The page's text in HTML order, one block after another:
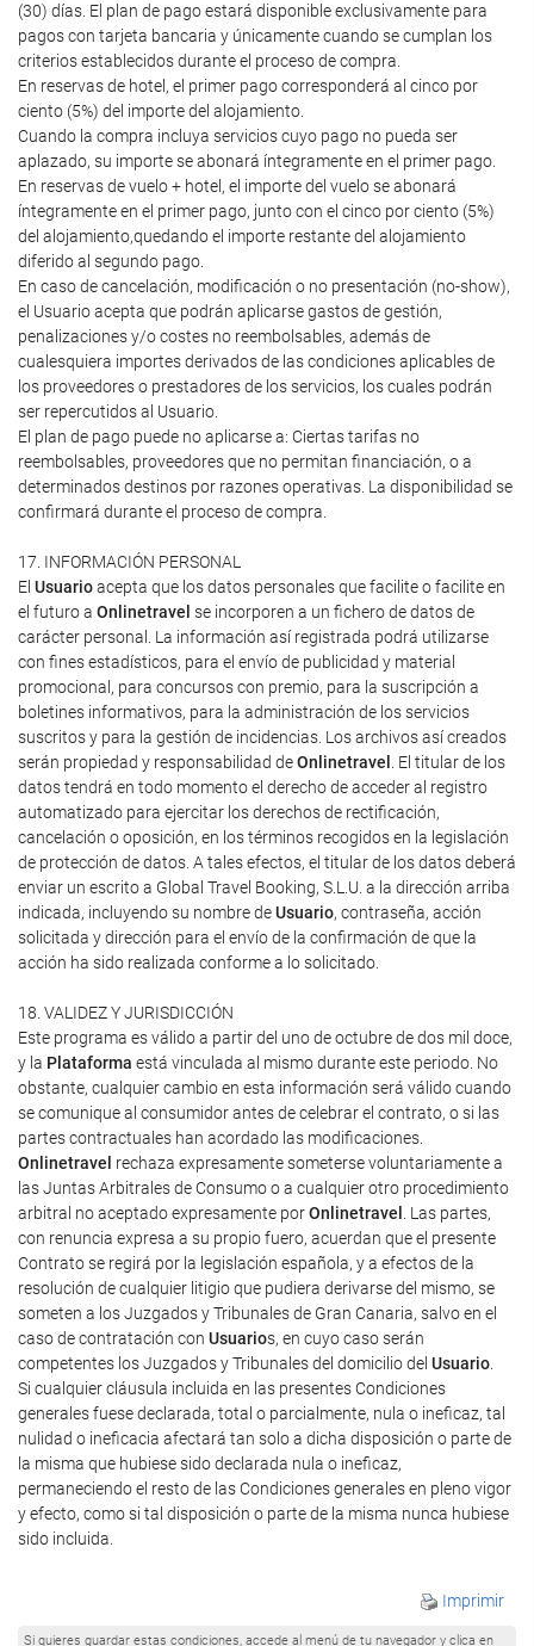
(30) días. El plan de pago estará disponible exclusivamente para
pagos con tarjeta bancaria y únicamente cuando se cumplan los
criterios establecidos durante el proceso de compra.
En reservas de hotel, el primer pago corresponderá al cinco por
ciento (5%) del importe del alojamiento.
Cuando la compra incluya servicios cuyo pago no pueda ser
aplazado, su importe se abonará íntegramente en el primer pago.
En reservas de vuelo + hotel, el importe del vuelo se abonará
íntegramente en el primer pago, junto con el cinco por ciento (5%)
del alojamiento,quedando el importe restante del alojamiento
diferido al segundo pago.
En caso de cancelación, modificación o no presentación (no-show),
el Usuario acepta que podrán aplicarse gastos de gestión,
penalizaciones y/o costes no reembolsables, además de
cualesquiera importes derivados de las condiciones aplicables de
los proveedores o prestadores de los servicios, los cuales podrán
ser repercutidos al Usuario.
El plan de pago puede no aplicarse a: Ciertas tarifas no
reembolsables, proveedores que no permitan financiación, o a
determinados destinos por razones operativas. La disponibilidad se
confirmará durante el proceso de compra.
17. INFORMACIÓN PERSONAL
El Usuarioacepta que los datos personales que facilite o facilite en
el futuro a Onlinetravel se incorporen a un fichero de datos de
carácter personal. La información así registrada podrá utilizarse
con fines estadísticos, para el envío de publicidad y material
promocional, para concursos con premio, para la suscripción a
boletines informativos, para la administración de los servicios
suscritos y para la gestión de incidencias. Los archivos así creados
serán propiedad y responsabilidad deOnlinetravel
. El titular de los
datos tendrá en todo momento el derecho de acceder al registro
automatizado para ejercitar los derechos de rectificación,
cancelación o oposición, en los términos recogidos en la legislación
de protección de datos. A tales efectos, el titular de los datos deberá
enviar un escrito a Global Travel Booking, S.L.U. a la dirección arriba
indicada, incluyendo su nombre deUsuario, contraseña, acción
solicitada y dirección para el envío de la confirmación de que la
acción ha sido realizada conforme a lo solicitado.
18. VALIDEZ Y JURISDICCIÓN
Este programa es válido a partir del uno de octubre de dos mil doce,
y la Plataforma está vinculada al mismo durante este periodo. No
obstante, cualquier cambio en esta información será válido cuando
se comunique al consumidor antes de celebrar el contrato, o si las
partes contractuales han acordado las modificaciones.
Onlinetravel rechaza expresamente someterse voluntariamente a
las Juntas Arbitrales de Consumo o a cualquier otro procedimiento
arbitral no aceptado expresamente porOnlinetravel
. Las partes,
con renuncia expresa a su propio fuero, acuerdan que el presente
Contrato se regirá por la legislación española, y a efectos de la
resolución de cualquier litigio que pudiera derivarse del mismo, se
someten a los Juzgados y Tribunales de Gran Canaria, salvo en el
caso de contratación con Usuarios, en cuyo caso serán
competentes los Juzgados y Tribunales del domicilio del Usuario
Si cualquier cláusula incluida en las presentes Condiciones
generales fuese declarada, total o parcialmente, nula o ineficaz, tal
nulidad o ineficacia afectará tan solo a dicha disposición o parte de
la misma que hubiese sido declarada nula o ineficaz,
permaneciendo el resto de las Condiciones generales en pleno vigor
y efecto, como si tal disposición o parte de la misma nunca hubiese
sido incluida.
Imprimir
Si quieres guardar estas condiciones, accede al menú de tu navegador y clica en